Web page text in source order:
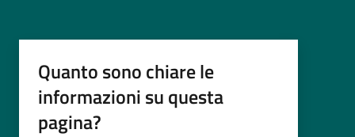
Quanto sono chiare le
informazioni su questa
pagina?